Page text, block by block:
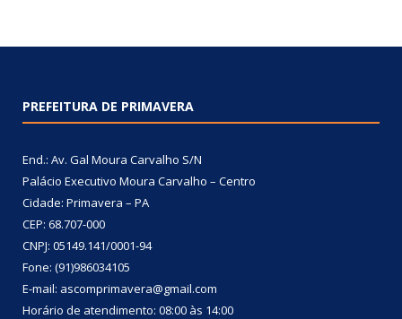
PREFEITURA DE PRIMAVERA
End.: Av. Gal Moura Carvalho S/N
Palácio Executivo Moura Carvalho – Centro
Cidade: Primavera – PA
CEP: 68.707-000
CNPJ: 05149.141/0001-94
Fone: (91)986034105
E-mail: ascomprimavera@gmail.com
Horário de atendimento: 08:00 às 14:00